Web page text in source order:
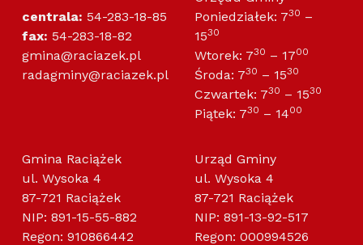
centrala: 54-283-18-85
fax: 54-283-18-82
gmina@raciazek.pl
radagminy@raciazek.pl
Poniedziałek: 730 –
1530
Wtorek: 730 – 1700
Środa: 730 – 1530
Czwartek: 730 – 1530
Piątek: 730 – 1400
Gmina Raciążek
ul. Wysoka 4
87-721 Raciążek
NIP: 891-15-55-882
Regon: 910866442
Urząd Gminy
ul. Wysoka 4
87-721 Raciążek
NIP: 891-13-92-517
Regon: 000994526